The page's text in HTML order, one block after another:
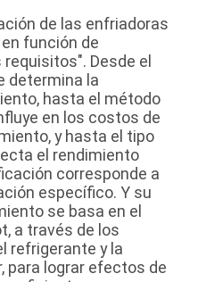
de las enfriadoras
función de
Desde el
determina la
hasta el método
en los costos de
y hasta el tipo
el rendimiento
corresponde a
específico. Y su
se basa en el
a través de los
refrigerante y la
para lograr efectos de